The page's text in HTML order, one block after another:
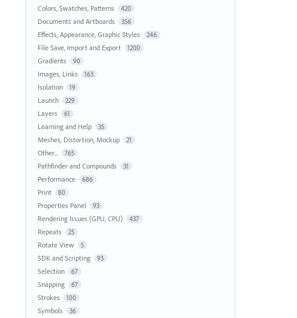
Colors, Swatches, Patterns 420
Documents and Artboards 356
Effects, Appearance, Graphic Styles 246
File Save, Import and Export 1200
Gradients 90
Images, Links 163
Isolation 19
Launch 229
Layers 61
Learning and Help 35
Meshes, Distortion, Mockup 21
Other... 765
Pathfinder and Compounds 31
Performance 686
Print 80
Properties Panel 93
Rendering Issues (GPU, CPU) 437
Repeats 25
Rotate View 5
SDK and Scripting 93
Selection 67
Snapping 67
Strokes 100
Symbols 36